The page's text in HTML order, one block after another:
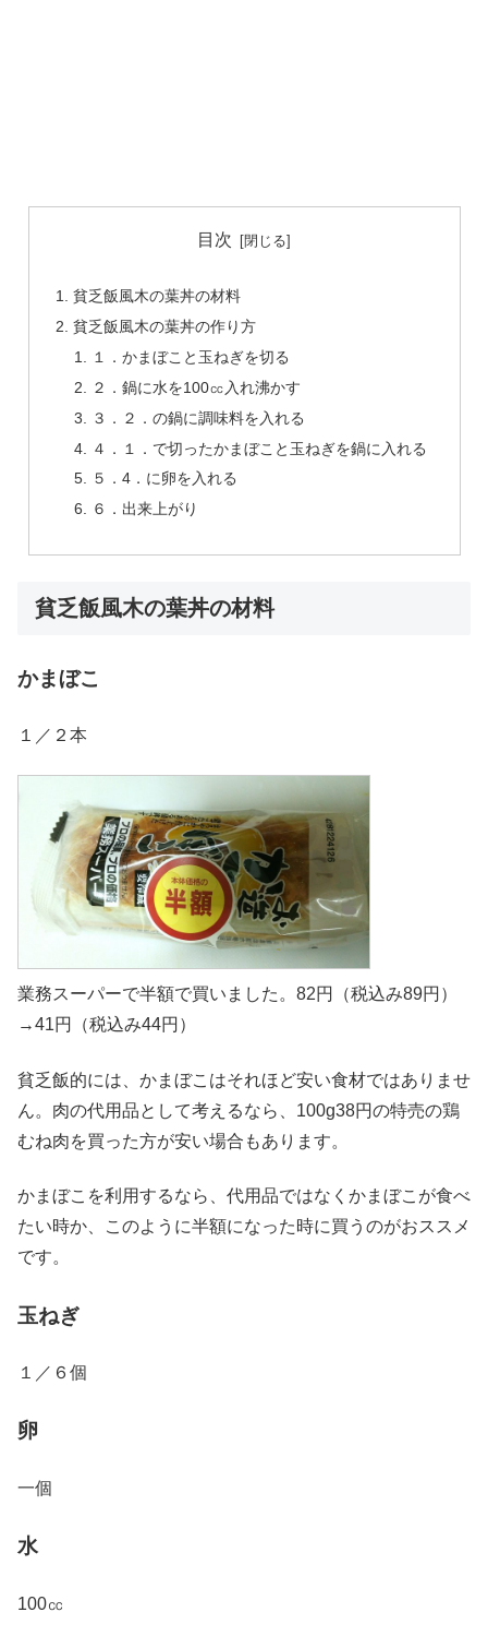
目次
貧乏飯風木の葉丼の材料
貧乏飯風木の葉丼の作り方
１．かまぼこと玉ねぎを切る
２．鍋に水を100㏄入れ沸かす
３．２．の鍋に調味料を入れる
４．１．で切ったかまぼこと玉ねぎを鍋に入れる
５．4．に卵を入れる
６．出来上がり
貧乏飯風木の葉丼の材料
かまぼこ
１／２本
業務スーパーで半額で買いました。82円（税込み89円）
→41円（税込み44円）
貧乏飯的には、かまぼこはそれほど安い食材ではありませ
ん。肉の代用品として考えるなら、100g38円の特売の鶏
むね肉を買った方が安い場合もあります。
かまぼこを利用するなら、代用品ではなくかまぼこが食べ
たい時か、このように半額になった時に買うのがおススメ
です。
玉ねぎ
１／６個
卵
一個
水
100㏄